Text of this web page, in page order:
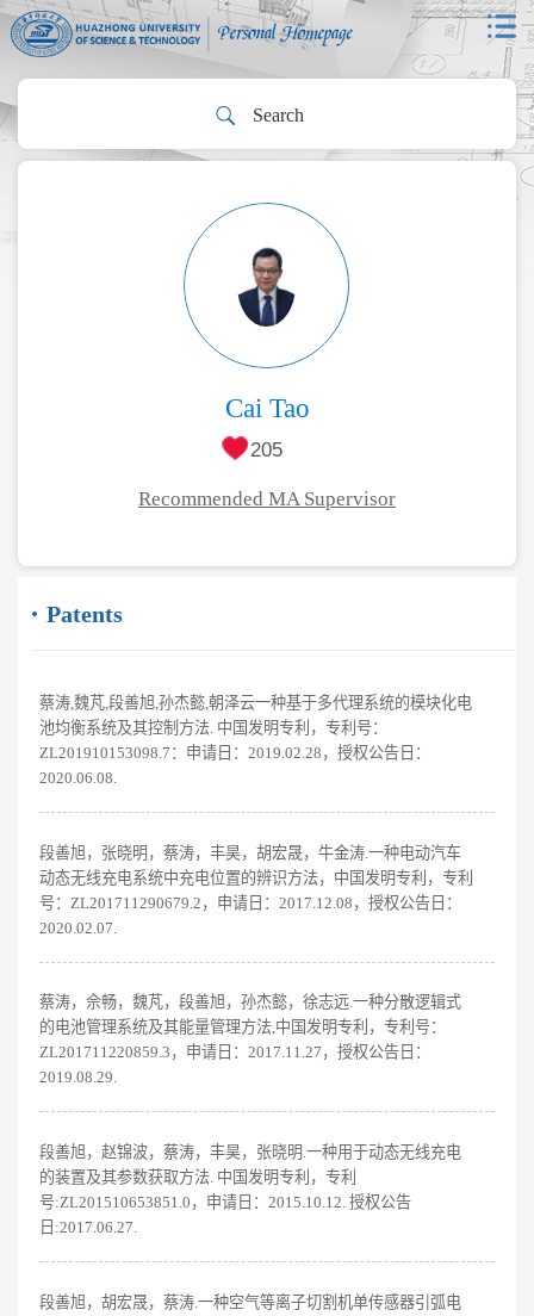
Cai Tao
205
Recommended MA Supervisor
Patents
蔡涛,魏芃,段善旭,孙杰懿,朝泽云一种基于多代理系统的模块化电
池均衡系统及其控制方法. 中国发明专利，专利号：
ZL201910153098.7：申请日：2019.02.28，授权公告日：
2020.06.08.
段善旭，张晓明，蔡涛，丰昊，胡宏晟，牛金涛.一种电动汽车
动态无线充电系统中充电位置的辨识方法，中国发明专利，专利
号：ZL201711290679.2，申请日：2017.12.08，授权公告日：
2020.02.07.
蔡涛，佘畅，魏芃，段善旭，孙杰懿，徐志远.一种分散逻辑式
的电池管理系统及其能量管理方法,中国发明专利，专利号：
ZL201711220859.3，申请日：2017.11.27，授权公告日：
2019.08.29.
段善旭，赵锦波，蔡涛，丰昊，张晓明.一种用于动态无线充电
的装置及其参数获取方法. 中国发明专利，专利
号:ZL201510653851.0，申请日：2015.10.12. 授权公告
日:2017.06.27.
段善旭，胡宏晟，蔡涛.一种空气等离子切割机单传感器引弧电